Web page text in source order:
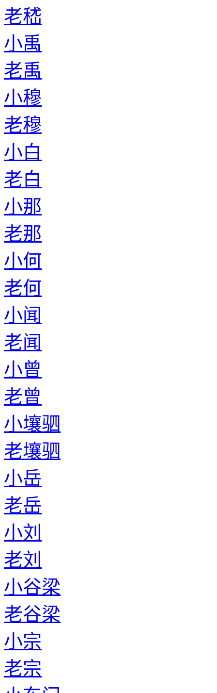
老嵇
小禹
老禹
小穆
老穆
小白
老白
小那
老那
小何
老何
小闻
老闻
小曾
老曾
小壤驷
老壤驷
小岳
老岳
小刘
老刘
小谷梁
老谷梁
小宗
老宗